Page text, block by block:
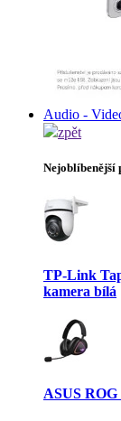
Audio -
zpět
Nejoblíbenější
TP-Link
kamera bílá
ASUS